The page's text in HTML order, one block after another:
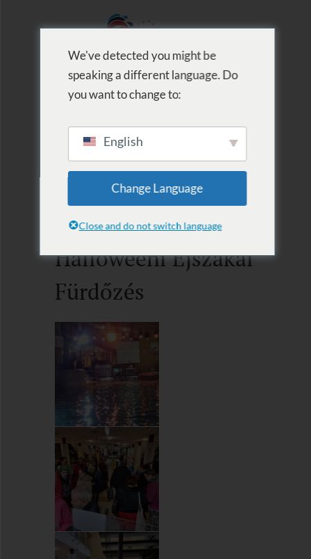
Életképek 2024
2024.11.02
Halloweeni Éjszakai
Fürdőzés
We've detected you might be
speaking a different language. Do
you want to change to:
English
Change Language
Close and do not switch language